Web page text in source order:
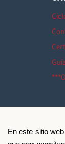
En este sitio